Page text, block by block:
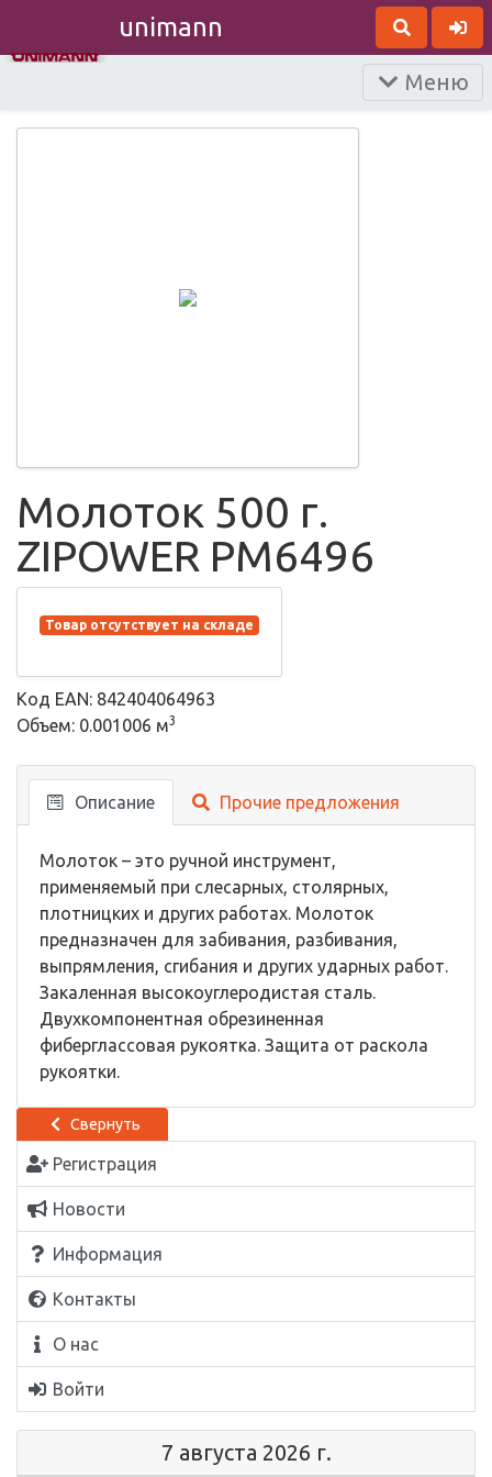
unimann
Меню
Свернуть
Регистрация
Новости
Информация
Контакты
О нас
Войти
7 августа 2026 г.
Молоток 500 г.
ZIPOWER PM6496
Товар отсутствует на складе
Код EAN: 842404064963
Объем: 0.001006 м3
Описание Прочие предложения
Молоток – это ручной инструмент,
применяемый при слесарных, столярных,
плотницких и других работах. Молоток
предназначен для забивания, разбивания,
выпрямления, сгибания и других ударных работ.
Закаленная высокоуглеродистая сталь.
Двухкомпонентная обрезиненная
фиберглассовая рукоятка. Защита от раскола
рукоятки.